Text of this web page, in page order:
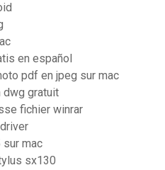
en español
pdf en jpeg sur mac
dwg gratuit
fichier winrar
mac
sx130